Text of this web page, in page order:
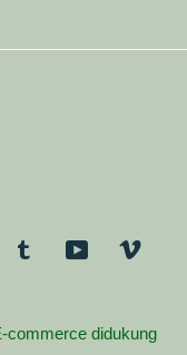
Tumblr YouTube
commerce didukung